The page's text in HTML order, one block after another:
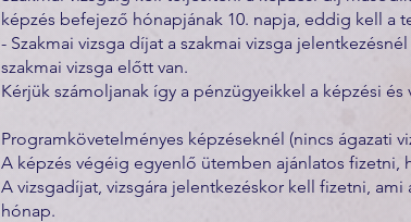
képzés befejező hónapjának 10. napja, eddig kell a
- Szakmai vizsga díjat a szakmai vizsga
szakmai vizsga előtt van.
Kérjük számoljanak így a pénzügyeikkel a képzési és
Programkövetelményes képzéseknél (nincs ágazati
A képzés végéig egyenlő ütemben ajánlatos fizetni,
A vizsgadíjat, vizsgára jelentkezéskor kell fizetni,
hónap.